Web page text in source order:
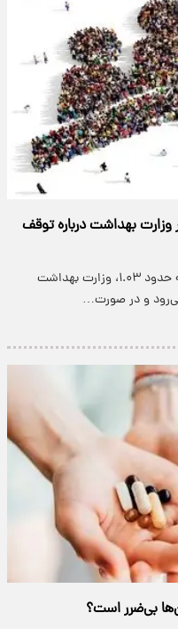
بهداشت درباره توقف
با تداوم افت تولدها و کاهش نرخ باروری به حدود ۱.۰۳، وزارت بهداشت
و در صورت…
بی‌ضرر است؟